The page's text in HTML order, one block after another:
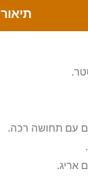
תיאור
עם תחושה רכה.
אריג.